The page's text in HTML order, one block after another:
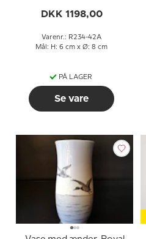
42A
DKK 1198,00
Varenr.: R234-42A
Mål: H: 6 cm x Ø: 8 cm
PÅ LAGER
Se vare